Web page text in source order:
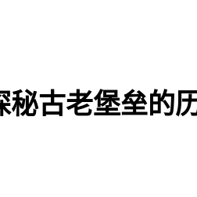
秘古老堡垒的